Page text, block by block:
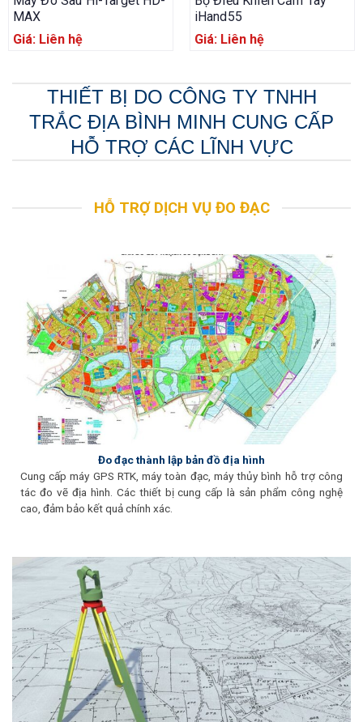
MAX
Giá: Liên hệ
iHand55
Giá: Liên hệ
THIẾT BỊ DO CÔNG TY TNHH
TRẮC ĐỊA BÌNH MINH CUNG CẤP
HỖ TRỢ CÁC LĨNH VỰC
HỖ TRỢ DỊCH VỤ ĐO ĐẠC
Đo đạc thành lập bản đồ địa hình
Cung cấp máy GPS RTK, máy toàn đạc, máy thủy bình hỗ trợ công
tác đo vẽ địa hình. Các thiết bị cung cấp là sản phẩm công nghệ
cao, đảm bảo kết quả chính xác.